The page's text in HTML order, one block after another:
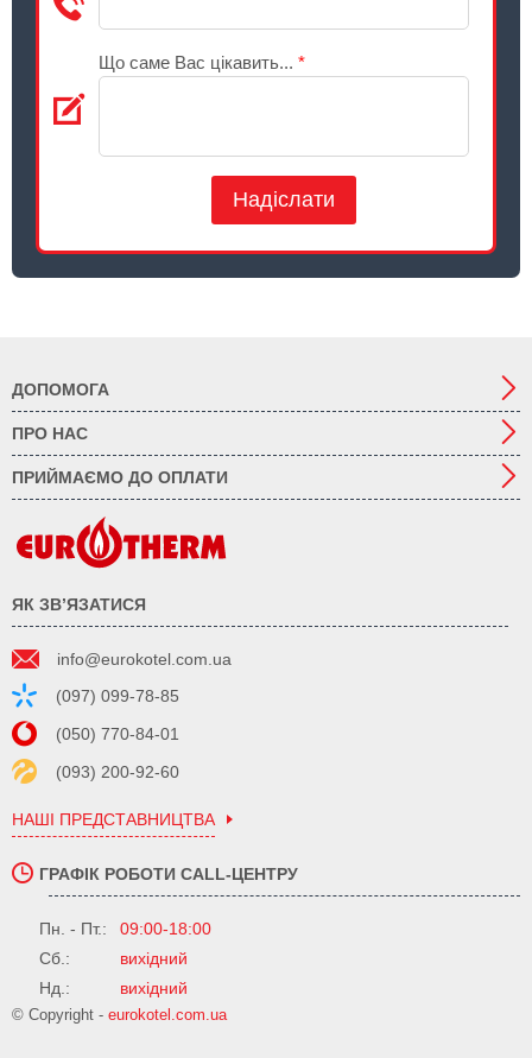
Що саме Вас цікавить... *
Надіслати
ДОПОМОГА
ПРО НАС
ПРИЙМАЄМО ДО ОПЛАТИ
ЯК ЗВ’ЯЗАТИСЯ
info@eurokotel.com.ua
(097) 099-78-85
(050) 770-84-01
(093) 200-92-60
НАШІ ПРЕДСТАВНИЦТВА
ГРАФІК РОБОТИ CALL-ЦЕНТРУ
Пн. - Пт.:
09:00-18:00
Сб.:
вихідний
Нд.:
вихідний
© Copyright - eurokotel.com.ua